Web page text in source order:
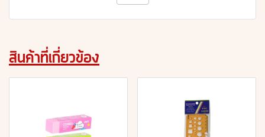
สินค้าที่เกี่ยวข้อง